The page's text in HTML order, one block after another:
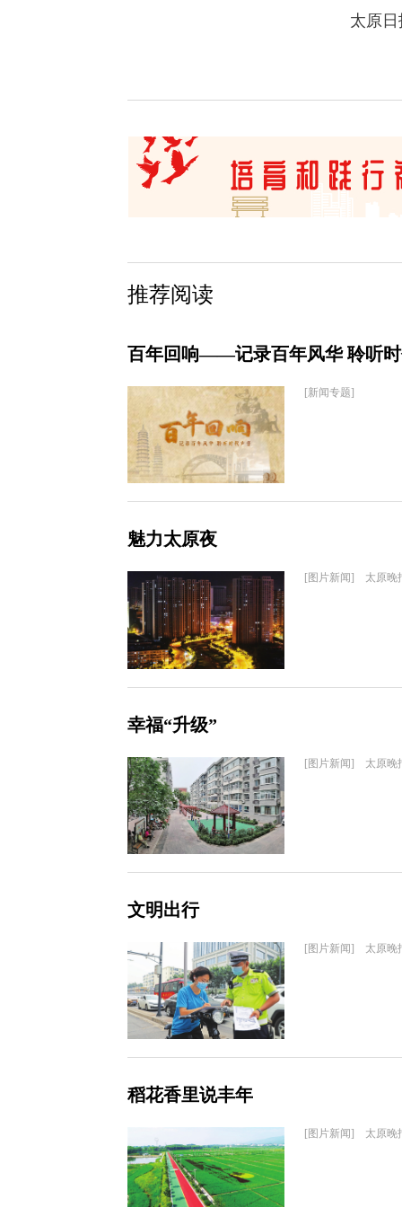
太原
推荐阅读
百年回响——记录百年风华 聆听
[新闻专题]
魅力太原夜
[图片新闻] 太原晚
幸福“升级”
[图片新闻] 太原晚
文明出行
[图片新闻] 太原晚
稻花香里说丰年
[图片新闻] 太原晚